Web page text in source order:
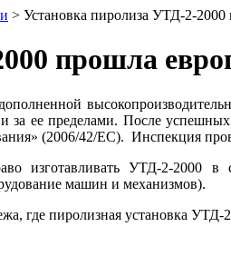
> Установка пиролиза УТД-2-
прошла
за ее пределами. После
(2006/42/ЕС). Инспекция
изготавливать УТД-2-2000
машин и механизмов).
где пиролизная установка